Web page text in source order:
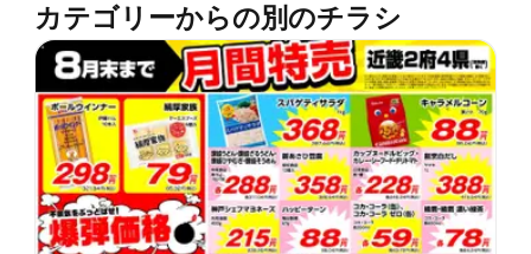
カテゴリーからの別のチラシ